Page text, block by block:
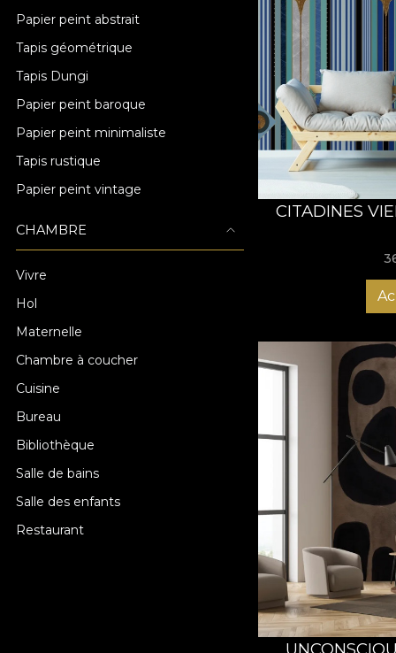
Papier peint abstrait
Tapis géométrique
Tapis Dungi
Papier peint baroque
Papier peint minimaliste
Tapis rustique
Papier peint vintage
CHAMBRE
Vivre
Hol
Maternelle
Chambre à coucher
Cuisine
Bureau
Bibliothèque
Salle de bains
Salle des enfants
Restaurant
CITADINES